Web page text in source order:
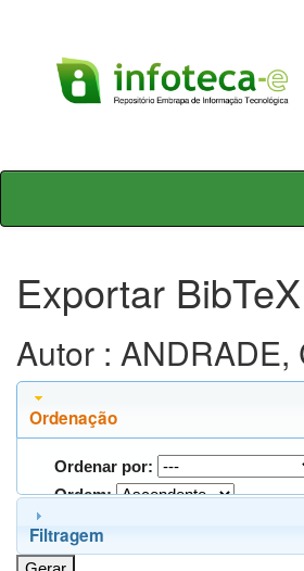
Skip
Exportar BibTeX
Autor : ANDRADE,
Ordenação
Ordenar por:
Ordem:
Filtragem